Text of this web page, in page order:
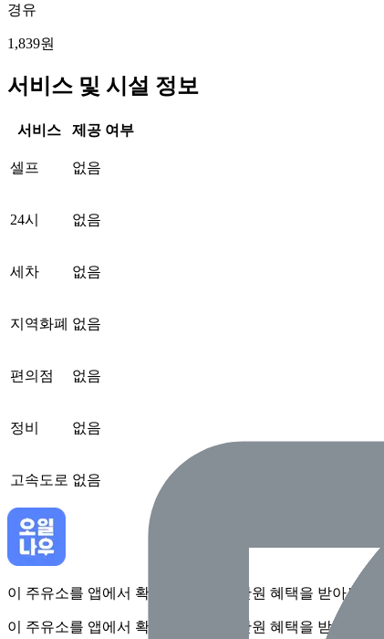
경유
1,839원
서비스 및 시설 정보
서비스 제공 여부
셀프 없음
24시 없음
세차 없음
지역화폐 없음
편의점 없음
정비 없음
고속도로 없음
이 주유소를 앱에서 확인하고 최대 1만원 혜택을 받아보세요
이 주유소를 앱에서 확인하고 최대 1만원 혜택을 받아보세요